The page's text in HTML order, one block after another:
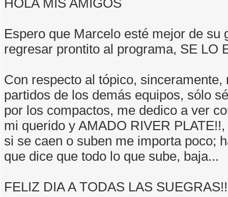
HOLA MIS AMIGOS
Espero que Marcelo esté mejor de su
regresar prontito al programa, SE LO
Con respecto al tópico, sinceramente,
partidos de los demás equipos, sólo
por los compactos, me dedico a ver
mi querido y AMADO RIVER
si se caen o suben me importa poco;
que dice que todo lo que sube, baja...
FELIZ DIA A TODAS LAS